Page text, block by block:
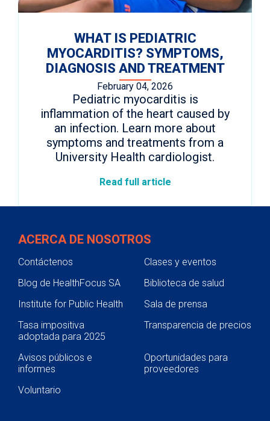
WHAT IS PEDIATRIC
MYOCARDITIS? SYMPTOMS,
DIAGNOSIS AND TREATMENT
February 04, 2026
Pediatric myocarditis is
inflammation of the heart caused by
an infection. Learn more about
symptoms and treatments from a
University Health cardiologist.
Read full article
ACERCA DE NOSOTROS
Contáctenos
Clases y eventos
Blog de HealthFocus SA
Biblioteca de salud
Institute for Public Health
Sala de prensa
Tasa impositiva
adoptada para 2025
Transparencia de precios
Avisos públicos e
informes
Oportunidades para
proveedores
Voluntario